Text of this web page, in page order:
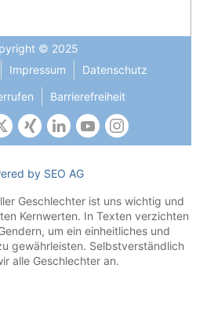
© 2025
Impressum
Datenschutz
Barrierefreiheit
by SEO AG
Geschlechter ist uns wichtig und
Kernwerten. In Texten verzichten
um ein einheitliches und
gewährleisten. Selbstverständlich
alle Geschlechter an.